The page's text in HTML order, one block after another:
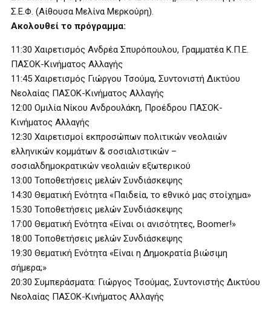
Σ.Ε.Φ. (Αίθουσα Μελίνα Μερκούρη).
Ακολουθεί το πρόγραμμα:
11:30 Χαιρετισμός Ανδρέα Σπυρόπουλου, Γραμματέα Κ.Π.Ε.
ΠΑΣΟΚ-Κινήματος Αλλαγής
11:45 Χαιρετισμός Γιώργου Τσούμα, Συντονιστή Δικτύου
Νεολαίας ΠΑΣΟΚ-Κινήματος Αλλαγής
12:00 Ομιλία Νίκου Ανδρουλάκη, Προέδρου ΠΑΣΟΚ-
Κινήματος Αλλαγής
12:30 Χαιρετισμοί εκπροσώπων πολιτικών νεολαιών
ελληνικών κομμάτων & σοσιαλιστικών –
σοσιαλδημοκρατικών νεολαιών εξωτερικού
13:00 Τοποθετήσεις μελών Συνδιάσκεψης
14:30 Θεματική Ενότητα «Παιδεία, το εθνικό μας στοίχημα»
15:30 Τοποθετήσεις μελών Συνδιάσκεψης
17:00 Θεματική Ενότητα «Είναι οι ανισότητες, Boomer!»
18:00 Τοποθετήσεις μελών Συνδιάσκεψης
19:30 Θεματική Ενότητα «Είναι η Δημοκρατία βιώσιμη
σήμερα;»
20:30 Συμπεράσματα: Γιώργος Τσούμας, Συντονιστής Δικτύου
Νεολαίας ΠΑΣΟΚ-Κινήματος Αλλαγής